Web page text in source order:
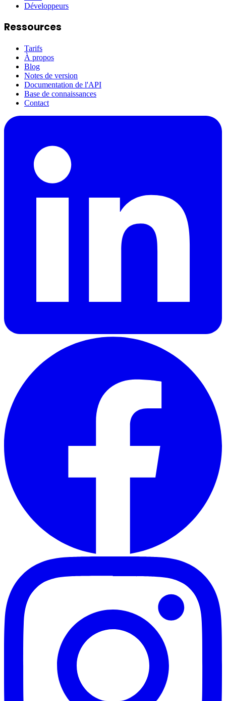
Développeurs
Ressources
Tarifs
À propos
Blog
Notes de version
Documentation de l'API
Base de connaissances
Contact